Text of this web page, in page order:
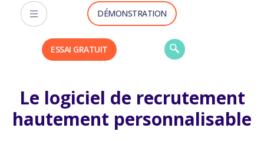
DÉMONSTRATION
ESSAI GRATUIT
Le logiciel de recrutement
hautement personnalisable